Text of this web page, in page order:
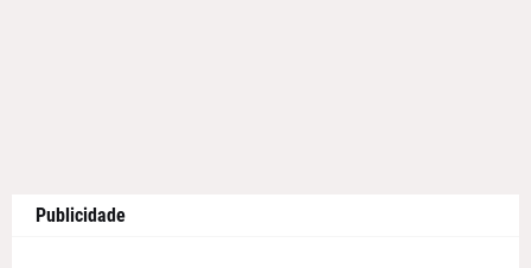
Publicidade